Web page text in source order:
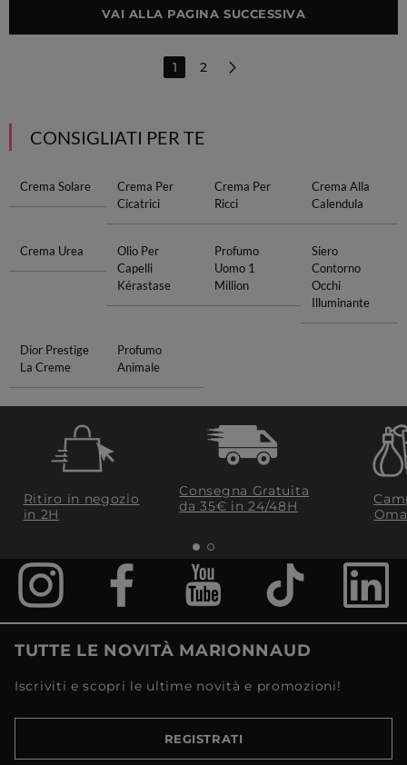
VAI ALLA PAGINA SUCCESSIVA
1 2
CONSIGLIATI PER TE
Crema Solare
Crema Per
Cicatrici
Crema Per
Ricci
Crema Alla
Calendula
Crema Urea
Olio Per
Capelli
Kérastase
Profumo
Uomo 1
Million
Siero
Contorno
Occhi
Illuminante
Dior Prestige
La Creme
Profumo
Animale
Ritiro in negozio
in 2H
Consegna Gratuita
da 35€​ in 24/48H
TUTTE LE NOVITÀ MARIONNAUD
Iscriviti e scopri le ultime novità e promozioni!
REGISTRATI